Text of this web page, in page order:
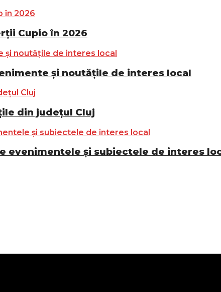
Cupio în 2026
și noutățile de interes local
din județul Cluj
evenimentele și subiectele de interes